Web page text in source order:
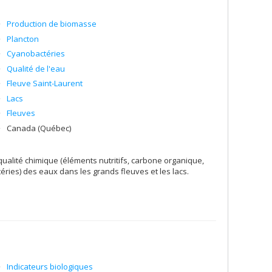
UQAM)
Guillemette, UQTR)
Noisel, ESPUM)
UQAM)
Lavoie, INRS)
Maikel Rosabal, UQAM)
UQAM)
UdeM)
François Lapierre, UdeM)
Turgeon, UQO)
Maikel Rosabal, UQAM)
Production de biomasse
Plancton
Cyanobactéries
Qualité de l'eau
Fleuve Saint-Laurent
Lacs
Fleuves
Canada (Québec)
chimique (éléments nutritifs, carbone organique,
des eaux dans les grands fleuves et les lacs.
Indicateurs biologiques